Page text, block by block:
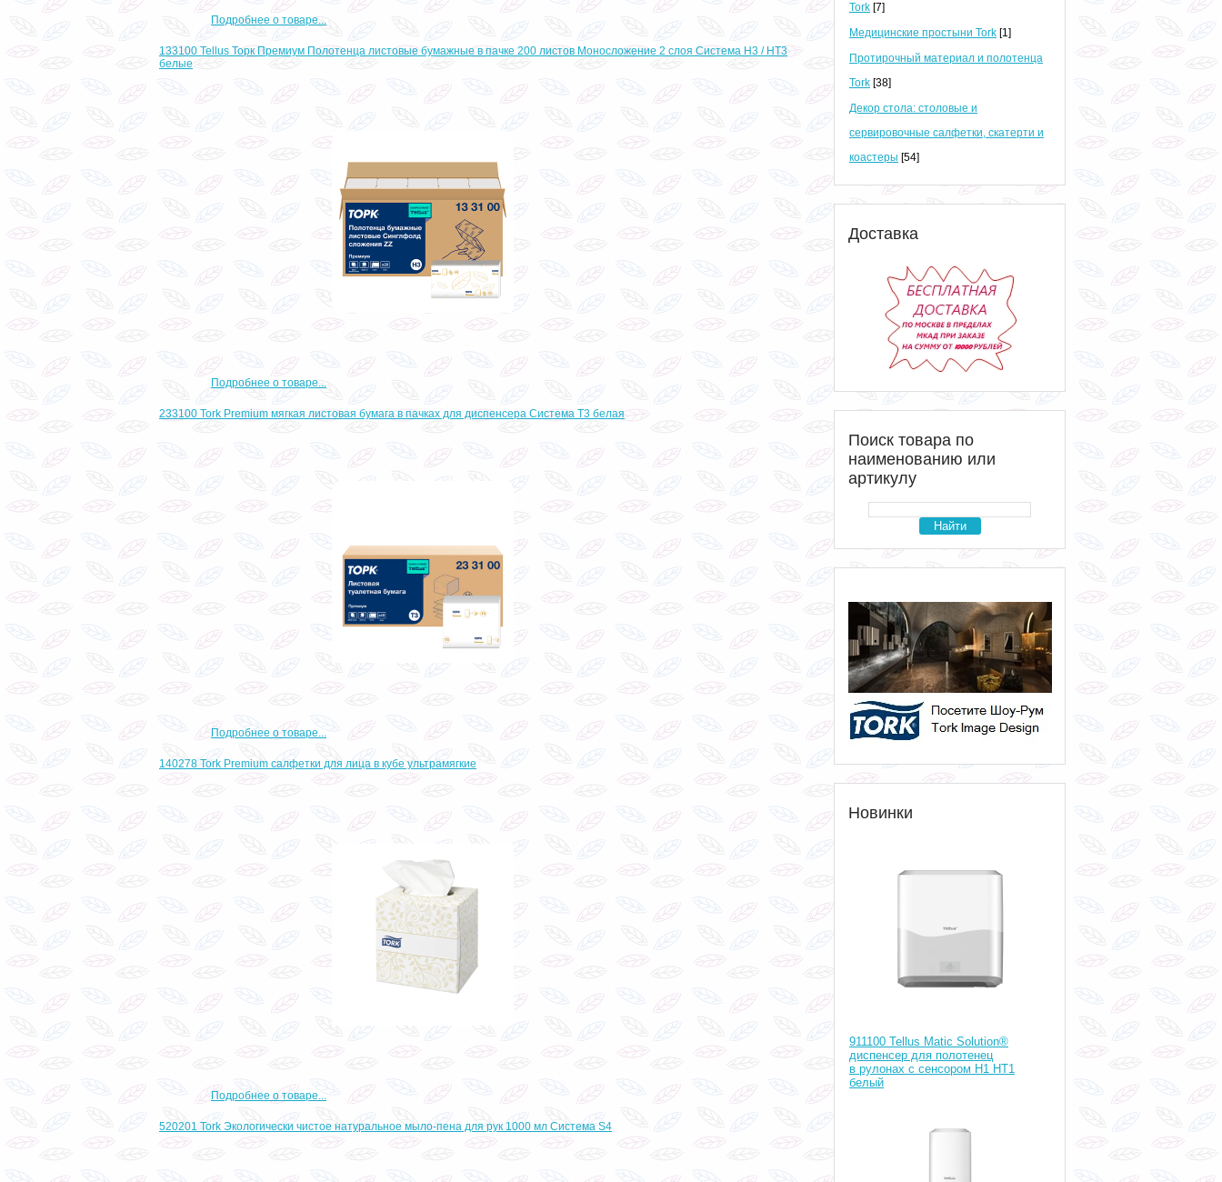
Подробнее о товаре...
133100 Tellus Торк Премиум Полотенца листовые бумажные в пачке 200 листов Моносложение 2 слоя Система H3 / HT3
белые
Подробнее о товаре...
233100 Tork Premium мягкая листовая бумага в пачках для диспенсера Система T3 белая
Подробнее о товаре...
140278 Tork Premium салфетки для лица в кубе ультрамягкие
Подробнее о товаре...
520201 Tork Экологически чистое натуральное мыло-пена для рук 1000 мл Система S4
Tork [7]
Медицинские простыни Tork [1]
Протирочный материал и полотенца
Tork [38]
Декор стола: столовые и
сервировочные салфетки, скатерти и
коастеры [54]
Доставка
Поиск товара по
наименованию или
артикулу
Новинки
911100 Tellus Matic Solution®
диспенсер для полотенец
в рулонах с сенсором H1 HT1
белый